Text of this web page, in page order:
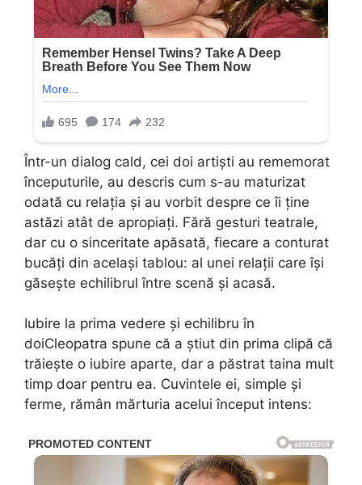
Într-un dialog cald, cei doi artiști au rememorat
începuturile, au descris cum s-au maturizat
odată cu relația și au vorbit despre ce îi ține
astăzi atât de apropiați. Fără gesturi teatrale,
dar cu o sinceritate apăsată, fiecare a conturat
bucăți din același tablou: al unei relații care își
găsește echilibrul între scenă și acasă.
Iubire la prima vedere și echilibru în
doiCleopatra spune că a știut din prima clipă că
trăiește o iubire aparte, dar a păstrat taina mult
timp doar pentru ea. Cuvintele ei, simple și
ferme, rămân mărturia acelui început intens: